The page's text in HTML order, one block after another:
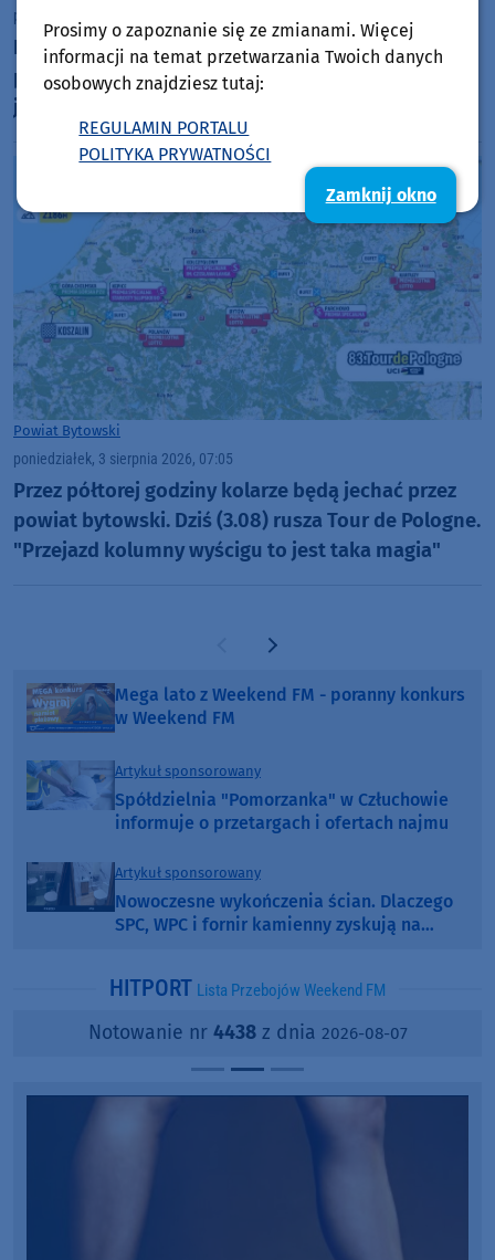
poniedziałek, 3 sierpnia 2026, 13:32
Nadawaliśmy na żywo z Tour de Pologne. Kolarze
przejechali przez powiat bytowski. Sprawdzaliśmy
jak na wyścig oczekiwali w Bytowie i
Kołczygłowach. "Cały kolarski świat na nas patrzy"
(RELACJE, FOTO)
Powiat Bytowski
poniedziałek, 3 sierpnia 2026, 07:05
Przez półtorej godziny kolarze będą jechać przez
powiat bytowski. Dziś (3.08) rusza Tour de Pologne.
"Przejazd kolumny wyścigu to jest taka magia"
Poprzednia strona
Następna strona
Mega lato z Weekend FM - poranny konkurs
w Weekend FM
Artykuł sponsorowany
Spółdzielnia "Pomorzanka" w Człuchowie
informuje o przetargach i ofertach najmu
Artykuł sponsorowany
Nowoczesne wykończenia ścian. Dlaczego
SPC, WPC i fornir kamienny zyskują na
HITPORT Lista Przebojów Weekend FM
Notowanie nr 4438z dnia 2026-08-07
Prosimy o zapoznanie się ze zmianami. Więcej
informacji na temat przetwarzania Twoich danych
osobowych znajdziesz tutaj:
REGULAMIN PORTALU
POLITYKA PRYWATNOŚCI
Zamknij okno